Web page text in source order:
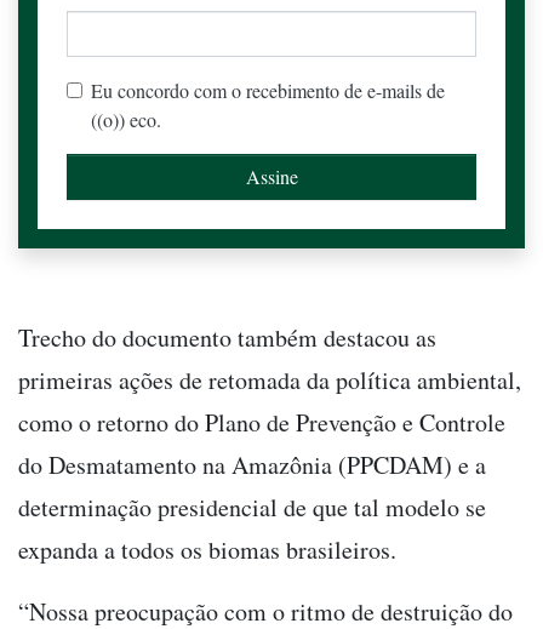
Eu concordo com o recebimento de e-mails de
((o)) eco.
Trecho do documento também destacou as
primeiras ações de retomada da política ambiental,
como o retorno do Plano de Prevenção e Controle
do Desmatamento na Amazônia (PPCDAM) e a
determinação presidencial de que tal modelo se
expanda a todos os biomas brasileiros.
“Nossa preocupação com o ritmo de destruição do